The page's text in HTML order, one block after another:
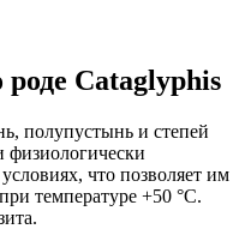
Cataglyphis
полупустынь и степей
физиологически
что позволяет им
температуре +50 °C.